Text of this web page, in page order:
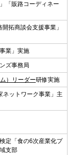
「販路コーディネー
拓商談会支援事業」
業」実施
ズ事務局
）リーダー研修実施
ネットワーク事業」主
定「食の6次産業化プ
支部